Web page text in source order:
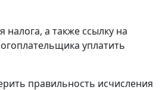
а также ссылку на
уплатить
правильность исчисления